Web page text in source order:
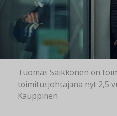
Tuomas Saikkonen on
toimitusjohtajana nyt 2,5
Kauppinen